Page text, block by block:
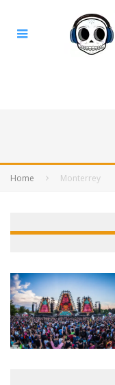
Home Monterrey